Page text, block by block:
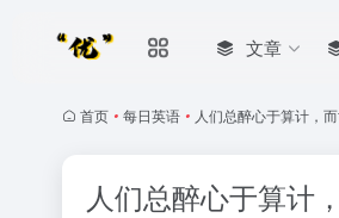
文章
首页 • 每日英语 • 人们总醉心于算计，
人们总醉心于算计